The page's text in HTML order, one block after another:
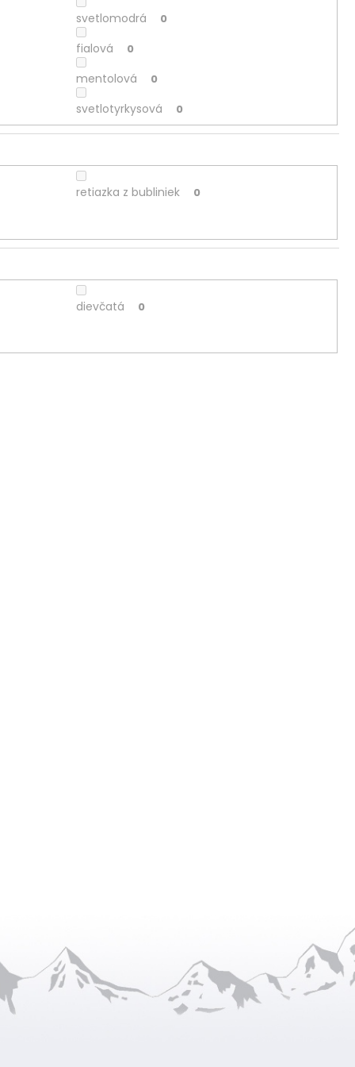
svetlomodrá 0
fialová 0
mentolová 0
svetlotyrkysová 0
retiazka z bubliniek 0
dievčatá 0